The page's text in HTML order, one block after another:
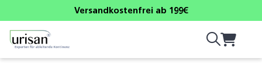
Versandkostenfrei ab 199€